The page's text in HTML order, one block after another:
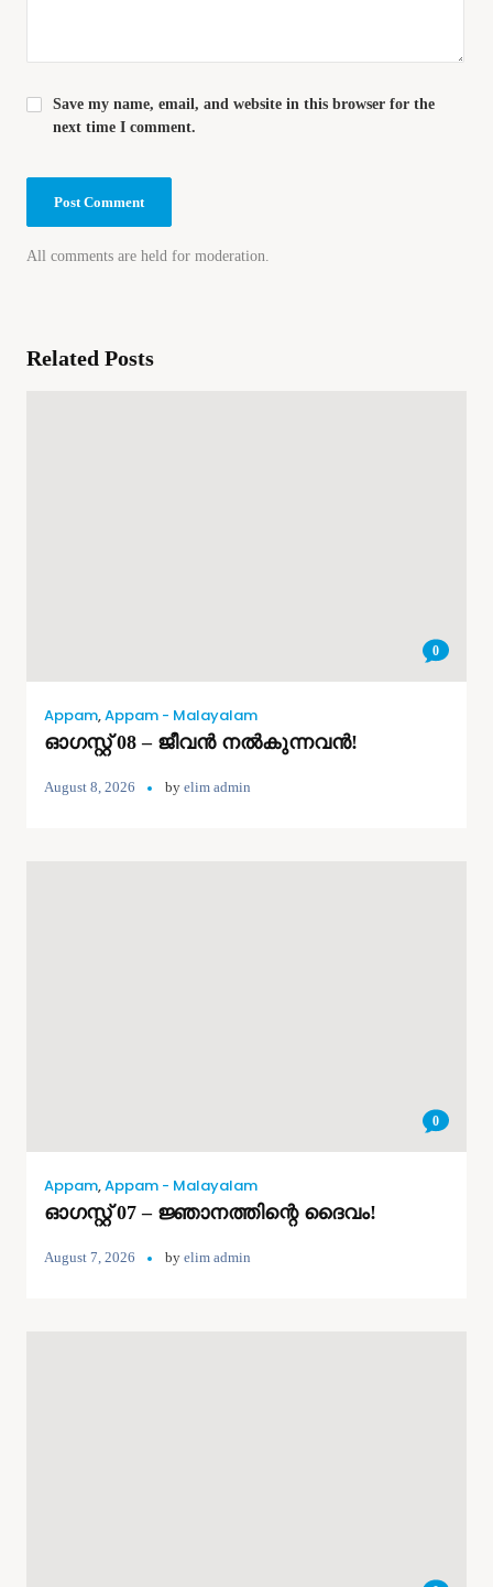
All comments are held for moderation.
Save my name, email, and website in this browser for the
next time I comment.
Related Posts
0
Appam,Appam - Malayalam
ഓഗസ്റ്റ് 08 – ജീവൻ നൽകുന്നവൻ!
August 8, 2026 by elim admin
0
Appam,Appam - Malayalam
ഓഗസ്റ്റ് 07 – ജ്ഞാനത്തിന്റെ ദൈവം!
August 7, 2026 by elim admin